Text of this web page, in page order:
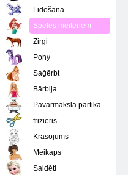
Lidošana
Spēles meitenēm
Zirgi
Pony
Saģērbt
Bārbija
Pavārmāksla pārtika
frizieris
Krāsojums
Meikaps
Saldēti